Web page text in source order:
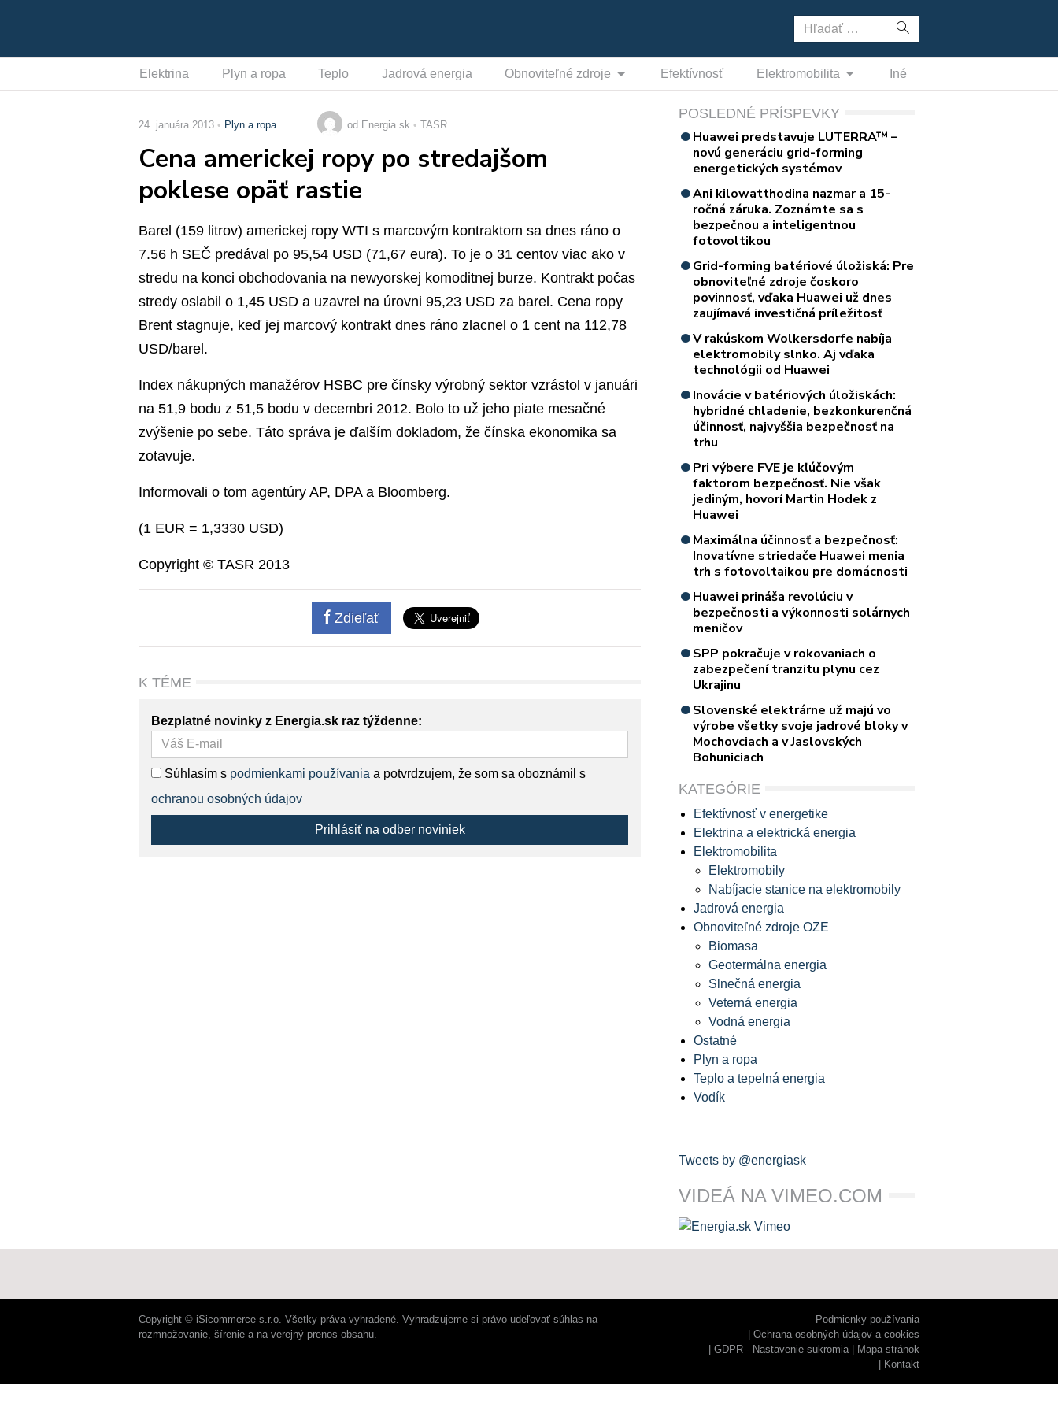
Hľadať:
Elektrina Plyn a ropa Teplo Jadrová energia Obnoviteľné zdroje Efektívnosť Elektromobilita Iné
24. januára 2013 Plyn a ropa od Energia.sk TASR
Cena americkej ropy po stredajšom
poklese opäť rastie
Barel (159 litrov) americkej ropy WTI s marcovým kontraktom sa dnes ráno o
7.56 h SEČ predával po 95,54 USD (71,67 eura). To je o 31 centov viac ako v
stredu na konci obchodovania na newyorskej komoditnej burze. Kontrakt počas
stredy oslabil o 1,45 USD a uzavrel na úrovni 95,23 USD za barel. Cena ropy
Brent stagnuje, keď jej marcový kontrakt dnes ráno zlacnel o 1 cent na 112,78
USD/barel.
Index nákupných manažérov HSBC pre čínsky výrobný sektor vzrástol v januári
na 51,9 bodu z 51,5 bodu v decembri 2012. Bolo to už jeho piate mesačné
zvýšenie po sebe. Táto správa je ďalším dokladom, že čínska ekonomika sa
zotavuje.
Informovali o tom agentúry AP, DPA a Bloomberg.
(1 EUR = 1,3330 USD)
Copyright © TASR 2013
Zdieľať
K TÉME
Bezplatné novinky z Energia.sk raz týždenne:
Súhlasím s podmienkami používania a potvrdzujem, že som sa oboznámil s
ochranou osobných údajov
Prihlásiť na odber noviniek
POSLEDNÉ PRÍSPEVKY
Huawei predstavuje LUTERRA™ –
novú generáciu grid-forming
energetických systémov
Ani kilowatthodina nazmar a 15-
ročná záruka. Zoznámte sa s
bezpečnou a inteligentnou
fotovoltikou
Grid-forming batériové úložiská: Pre
obnoviteľné zdroje čoskoro
povinnosť, vďaka Huawei už dnes
zaujímavá investičná príležitosť
V rakúskom Wolkersdorfe nabíja
elektromobily slnko. Aj vďaka
technológii od Huawei
Inovácie v batériových úložiskách:
hybridné chladenie, bezkonkurenčná
účinnosť, najvyššia bezpečnosť na
trhu
Pri výbere FVE je kľúčovým
faktorom bezpečnosť. Nie však
jediným, hovorí Martin Hodek z
Huawei
Maximálna účinnosť a bezpečnosť:
Inovatívne striedače Huawei menia
trh s fotovoltaikou pre domácnosti
Huawei prináša revolúciu v
bezpečnosti a výkonnosti solárnych
meničov
SPP pokračuje v rokovaniach o
zabezpečení tranzitu plynu cez
Ukrajinu
Slovenské elektrárne už majú vo
výrobe všetky svoje jadrové bloky v
Mochovciach a v Jaslovských
Bohuniciach
KATEGÓRIE
Efektívnosť v energetike
Elektrina a elektrická energia
Elektromobilita
Elektromobily
Nabíjacie stanice na elektromobily
Jadrová energia
Obnoviteľné zdroje OZE
Biomasa
Geotermálna energia
Slnečná energia
Veterná energia
Vodná energia
Ostatné
Plyn a ropa
Teplo a tepelná energia
Vodík
Tweets by @energiask
VIDEÁ NA VIMEO.COM
Copyright © iSicommerce s.r.o. Všetky práva vyhradené. Vyhradzujeme si právo udeľovať súhlas na
rozmnožovanie, šírenie a na verejný prenos obsahu.
Podmienky používania
Ochrana osobných údajov a cookies
GDPR - Nastavenie sukromia
Mapa stránok
Kontakt